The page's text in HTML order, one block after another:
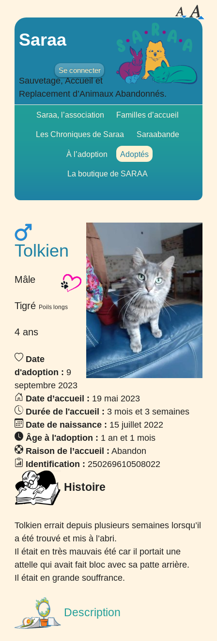
Saraa
Se connecter
Sauvetage, Accueil et
Replacement d’Animaux Abandonnés.
Saraa, l’association Familles d’accueil
Les Chroniques de Saraa Saraabande
À l’adoption Adoptés
La boutique de SARAA
Tolkien
Mâle
Tigré Poils longs
4 ans
Date
d'adoption : 9
septembre 2023
Date d’accueil : 19 mai 2023
Durée de l'accueil : 3 mois et 3 semaines
Date de naissance : 15 juillet 2022
Âge à l'adoption : 1 an et 1 mois
Raison de l’accueil : Abandon
Identification : 250269610508022
Histoire
Tolkien errait depuis plusieurs semaines lorsqu’il
a été trouvé et mis à l’abri.
Il était en très mauvais été car il portait une
attelle qui avait fait bloc avec sa patte arrière.
Il était en grande souffrance.
Description